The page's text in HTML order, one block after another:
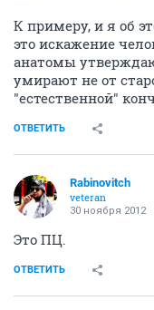
К примеру, и я об
это искажение
анатомы
умирают не от
"естественной"
ОТВЕТИТЬ
Rabinovitch
veteran
30 ноября 2012
Это ПЦ.
ОТВЕТИТЬ